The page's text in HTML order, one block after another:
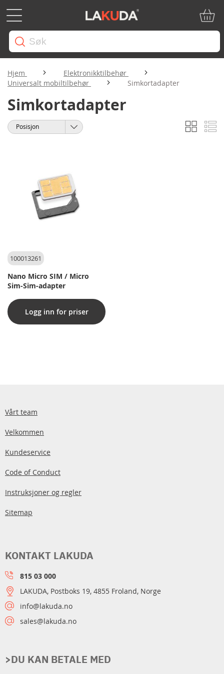
Hjem
Elektronikktilbehør
Universalt mobiltilbehør
Simkortadapter
Simkortadapter
Vise
som
Sorter
100013261
Nano Micro SIM / Micro
Sim-Sim-adapter
Logg inn for priser
Vårt team
Velkommen
Kundeservice
Code of Conduct
Instruksjoner og regler
Sitemap
>DU KAN BETALE MED
KONTAKT LAKUDA
815 03 000
LAKUDA, Postboks 19, 4855 Froland, Norge
info@lakuda.no
sales@lakuda.no